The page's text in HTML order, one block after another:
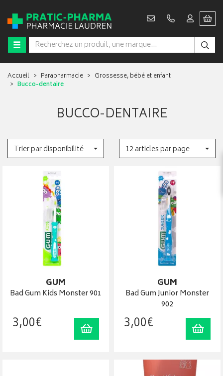
Accueil Parapharmacie
Grossesse, bébé et enfant
Bucco-dentaire
BUCCO-DENTAIRE
Trier par disponibilité 12 articles par page
GUM
Bad Gum Kids Monster 901
3,00€ Ajouter au panier
GUM
Bad Gum Junior Monster
902
3,00€